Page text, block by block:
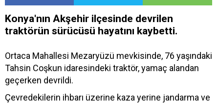
Konya'nın Akşehir ilçesinde devrilen
traktörün sürücüsü hayatını kaybetti.
Ortaca Mahallesi Mezaryüzü mevkisinde, 76 yaşındaki
Tahsin Coşkun idaresindeki traktör, yamaç alandan
geçerken devrildi.
Çevredekilerin ihbarı üzerine kaza yerine jandarma ve